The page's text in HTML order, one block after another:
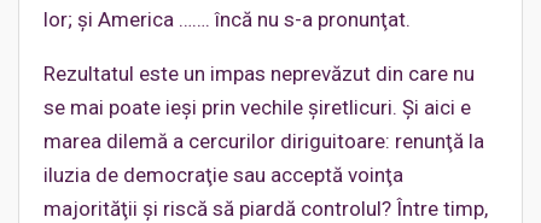
lor; şi America ……. încă nu s-a pronunţat.
Rezultatul este un impas neprevăzut din care nu
se mai poate ieşi prin vechile şiretlicuri. Şi aici e
marea dilemă a cercurilor diriguitoare: renunţă la
iluzia de democraţie sau acceptă voinţa
majorităţii şi riscă să piardă controlul? Între timp,